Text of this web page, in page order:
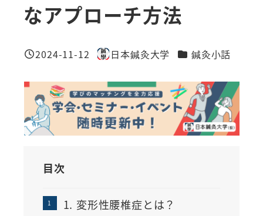
なアプローチ方法
投稿日
2024-11-12
著
者
日本鍼灸大学 カテゴリー
鍼灸小話
目次
1. 変形性腰椎症とは？